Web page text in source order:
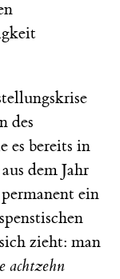
des
es bereits in
aus dem Jahr
ein
zieht: man
achtzehn